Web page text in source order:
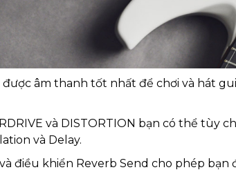
âm thanh tốt nhất để chơi và hát
và DISTORTION bạn có thể tùy
và Delay.
điều khiển Reverb Send cho phép